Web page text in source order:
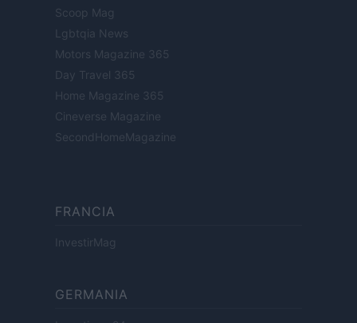
Scoop Mag
Lgbtqia News
Motors Magazine 365
Day Travel 365
Home Magazine 365
Cineverse Magazine
SecondHomeMagazine
FRANCIA
InvestirMag
GERMANIA